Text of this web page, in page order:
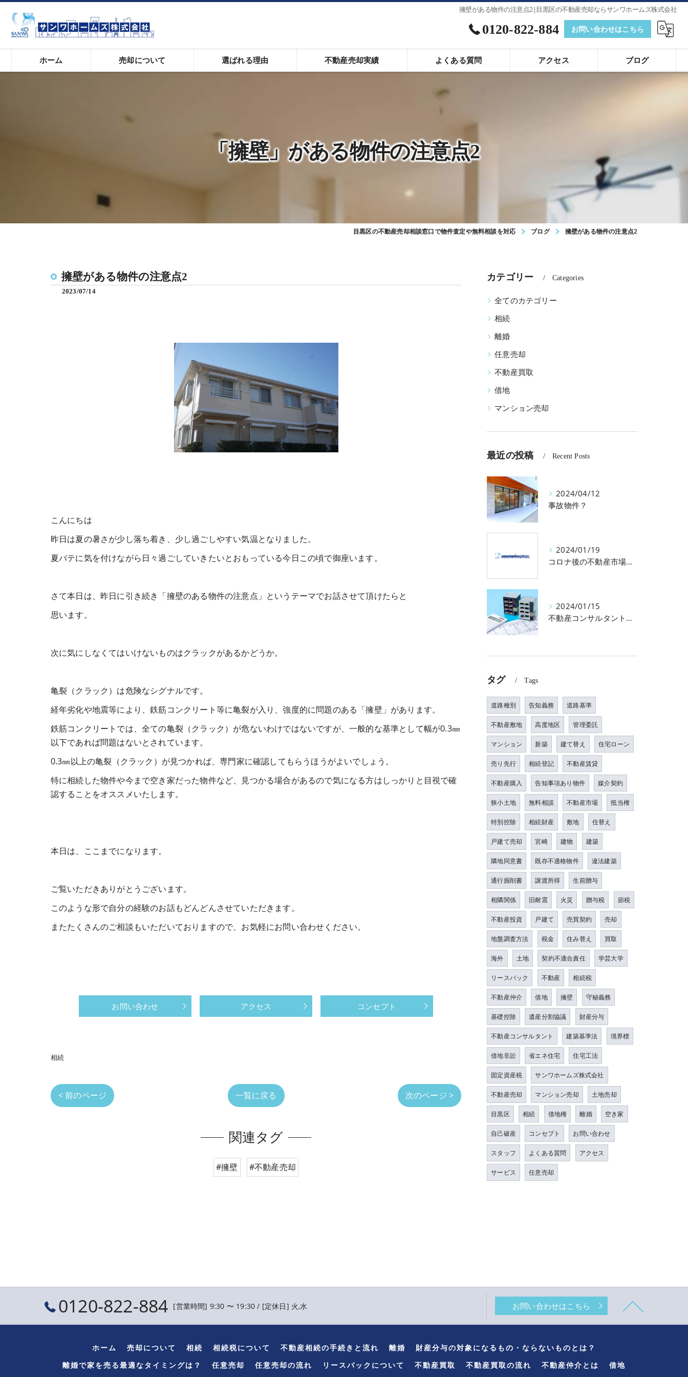
擁壁がある物件の注意点2|目黒区の不動産売却ならサンワホームズ株式会社
0120-822-884 お問い合わせはこちら
ホーム 売却について
マンション売却
選ばれる理由
充実の売却サポート
学芸大学エリアの不動産売却
不動産売却実績 よくある質問 アクセス ブログ
「擁壁」がある物件の注意点2
目黒区の不動産売却相談窓口で物件査定や無料相談を対応 ブログ 擁壁がある物件の注意点2
擁壁がある物件の注意点2
2023/07/14
こんにちは
昨日は夏の暑さが少し落ち着き、少し過ごしやすい気温となりました。
夏バテに気を付けながら日々過ごしていきたいとおもっている今日この頃で御座います。
さて本日は、昨日に引き続き「擁壁のある物件の注意点」というテーマでお話させて頂けたらと
思います。
次に気にしなくてはいけないものはクラックがあるかどうか。
亀裂（クラック）は危険なシグナルです。
経年劣化や地震等により、鉄筋コンクリート等に亀裂が入り、強度的に問題のある「擁壁」があります。
鉄筋コンクリートでは、全ての亀裂（クラック）が危ないわけではないですが、一般的な基準として幅が0.3㎜
以下であれば問題はないとされています。
0.3㎜以上の亀裂（クラック）が見つかれば、専門家に確認してもらうほうがよいでしょう。
特に相続した物件や今まで空き家だった物件など、見つかる場合があるので気になる方はしっかりと目視で確
認することをオススメいたします。
本日は、ここまでになります。
ご覧いただきありがとうございます。
このような形で自分の経験のお話もどんどんさせていただきます。
またたくさんのご相談もいただいておりますので、お気軽にお問い合わせください。
お問い合わせ アクセス コンセプト
相続
< 前のページ 一覧に戻る 次のページ >
関連タグ
#擁壁 #不動産売却
カテゴリー Categories
全てのカテゴリー
相続
離婚
任意売却
不動産買取
借地
マンション売却
最近の投稿 Recent Posts
2024/04/12
事故物件？
2024/01/19
コロナ後の不動産市場変動について
2024/01/15
不動産コンサルタントとは？不動産業者との違い
タグ Tags
道路種別 告知義務 道路基準
不動産敷地 高度地区 管理委託
マンション 新築 建て替え 住宅ローン
売り先行 相続登記 不動産賃貸
不動産購入 告知事項あり物件 媒介契約
狭小土地 無料相談 不動産市場 抵当権
特別控除 相続財産 敷地 住替え
戸建て売却 宮崎 建物 建築
隣地同意書 既存不適格物件 違法建築
通行掘削書 譲渡所得 生前贈与
相隣関係 旧耐震 火災 贈与税 節税
不動産投資 戸建て 売買契約 売却
地盤調査方法 税金 住み替え 買取
海外 土地 契約不適合責任 学芸大学
リースバック 不動産 相続税
不動産仲介 借地 擁壁 守秘義務
基礎控除 遺産分割協議 財産分与
不動産コンサルタント 建築基準法 境界標
借地非訟 省エネ住宅 住宅工法
固定資産税 サンワホームズ株式会社
不動産売却 マンション売却 土地売却
目黒区 相続 借地権 離婚 空き家
自己破産 コンセプト お問い合わせ
スタッフ よくある質問 アクセス
サービス 任意売却
0120-822-884 [営業時間] 9:30 〜 19:30 / [定休日] 火,水 お問い合わせはこちら
ホーム 売却について 相続 相続税について 不動産相続の手続きと流れ 離婚
財産分与の対象になるもの・ならないものとは？
離婚で家を売る最適なタイミングは？
任意売却 任意売却の流れ リースバックについて 不動産買取 不動産買取の流れ 不動産仲介とは 借地